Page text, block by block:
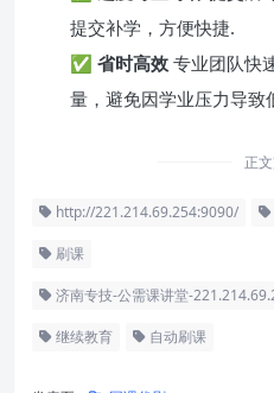
提交补学，方便快捷.
✅ 省时高效 专业团队快
量，避免因学业压力导致
正
http://221.214.69.254:9090/
刷课
济南专技-公需课讲堂-
继续教育 自动刷课